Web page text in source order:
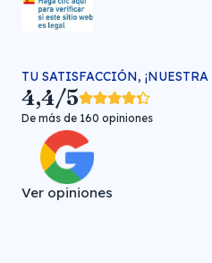
TU SATISFACCIÓN,
4,4/5
De más de 160 opiniones
Ver opiniones